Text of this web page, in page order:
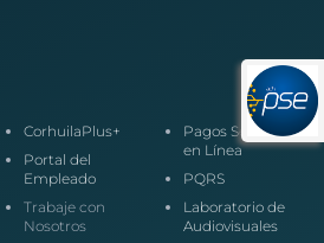
CorhuilaPlus+
Portal del
Empleado
Trabaje con
Nosotros
Pagos Seguros
en Línea
PQRS
Laboratorio de
Audiovisuales